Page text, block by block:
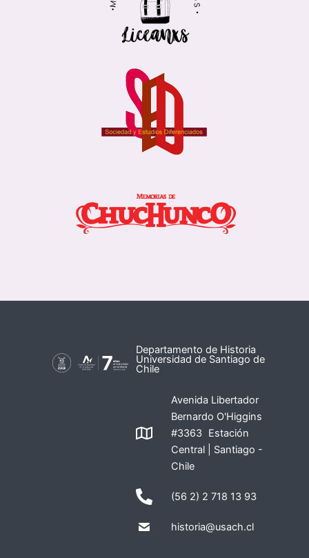
Departamento de Historia
Universidad de Santiago de
Chile
Avenida Libertador
Bernardo O'Higgins
#3363 Estación
Central | Santiago -
Chile
(56 2) 2 718 13 93
historia@usach.cl